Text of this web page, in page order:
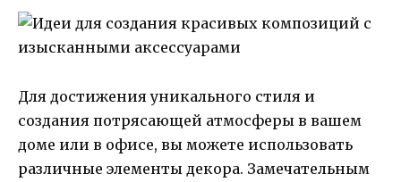
Для достижения уникального стиля и
создания потрясающей атмосферы в вашем
доме или в офисе, вы можете использовать
различные элементы декора. Замечательным